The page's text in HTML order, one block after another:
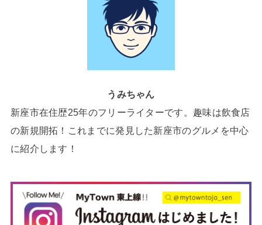
うみちゃん
新座市在住歴25年のフリーライターです。趣味は飲食店
の新規開拓！これまでに発見した新座市のグルメを中心
に紹介します！